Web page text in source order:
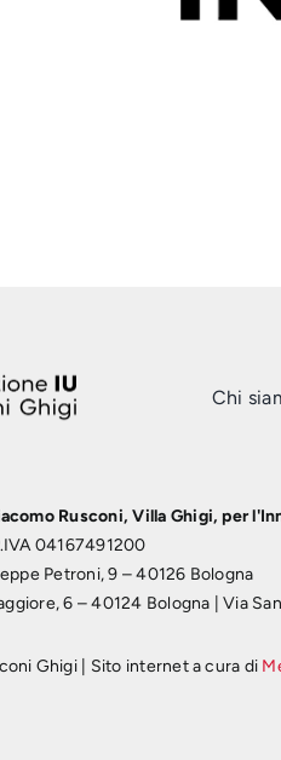
Chi
Rusconi, Villa Ghigi, per
04167491200
Petroni, 9 – 40126 Bologna
6 – 40124 Bologna | Via
Ghigi | Sito internet a cura di